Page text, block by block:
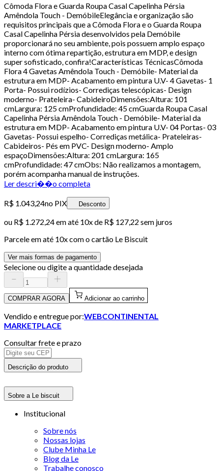
Cômoda Flora e Guarda Roupa Casal Capelinha Pérsia
Amêndola Touch - DemóbileElegância e organização são
requisitos principais que a Cômoda Flora e o Guarda Roupa
Casal Capelinha Pérsia desenvolvidos pela Demóbile
proporcionará no seu ambiente, pois possuem amplo espaço
interno com ótima repartição, estrutura em MDP, e design
super sofisticado, confira!Características TécnicasCômoda
Flora 4 Gavetas Amêndola Touch - Demóbile- Material da
estrutura em MDP- Acabamento em pintura U.V- 4 Gavetas- 1
Porta- Possui rodízios- Corrediças telescópicas- Design
moderno- Prateleira- CabideiroDimensões:Altura: 101
cmLargura: 125 cmProfundidade: 45 cmGuarda Roupa Casal
Capelinha Pérsia Amêndola Touch - Demóbile- Material da
estrutura em MDP- Acabamento em pintura U.V- 04 Portas- 03
Gavetas- Possui espelho- Corrediças metálica- Prateleiras-
Cabideiros- Pés em PVC- Design moderno- Amplo
espaçoDimensões:Altura: 201 cmLargura: 165
cmProfundidade: 47 cmObs: Não realizamos a montagem,
porém acompanha manual de instruções.
Ler descri��o completa
R$ 1.043,24no PIX Desconto
ou R$ 1.272,24em até 10x de R$ 127,22 sem juros
Parcele em até 10x com o cartão Le Biscuit
Ver mais formas de pagamento
Selecione ou digite a quantidade desejada
COMPRAR AGORA Adicionar ao carrinho
Vendido e entregue por:WEBCONTINENTAL
MARKETPLACE
Consultar frete e prazo
Descrição do produto
Sobre a Le biscuit
Institucional
Sobre nós
Nossas lojas
Clube Minha Le
Blog da Le
Trabalhe conosco